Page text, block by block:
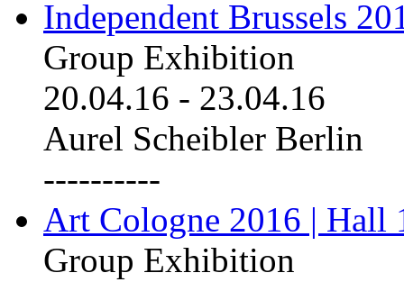
Independent Brussels
Group Exhibition
20.04.16 - 23.04.16
Aurel Scheibler Berlin
----------
Art Cologne 2016 | Hall
Group Exhibition